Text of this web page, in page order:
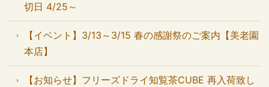
切日 4/25～
【イベント】3/13～3/15 春の感謝祭のご案内【美老園
本店】
【お知らせ】フリーズドライ知覧茶CUBE 再入荷致し